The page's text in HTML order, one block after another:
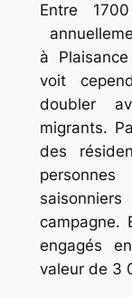
Entre
à
voit
doubler
migrants.
des
campagne.
engagés
valeur de 3